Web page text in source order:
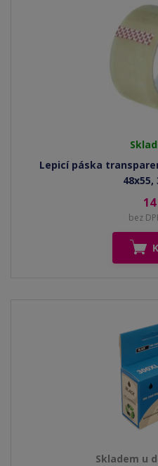
Lepicí páska
48x55,
bez
Skladem u